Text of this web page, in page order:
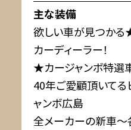
主な装備
欲しい車が見つか
カーディーラー！
★カージャンボ特選
40年ご愛顧頂いてる
ャンボ広島
全メーカーの新車～